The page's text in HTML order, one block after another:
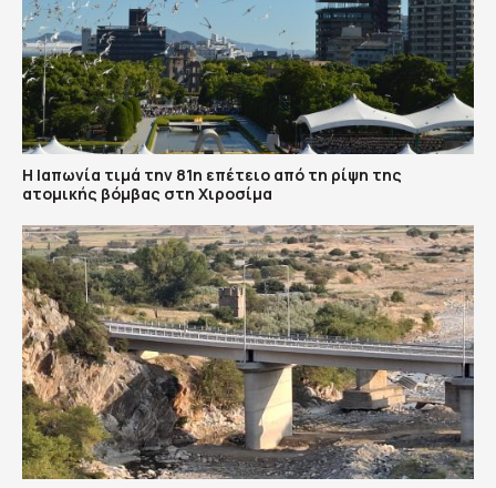
Η Ιαπωνία τιμά την 81η επέτειο από τη ρίψη της
ατομικής βόμβας στη Χιροσίμα